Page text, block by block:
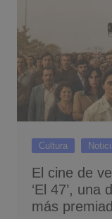
Cultura
El cine de
‘El 47’,
más